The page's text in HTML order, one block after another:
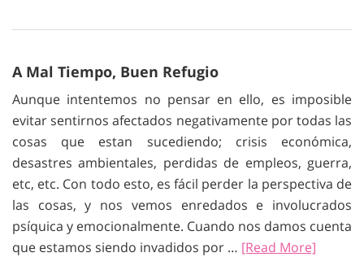
A Mal Tiempo, Buen Refugio
Aunque intentemos no pensar en ello, es imposible
evitar sentirnos afectados negativamente por todas las
cosas que estan sucediendo; crisis económica,
desastres ambientales, perdidas de empleos, guerra,
etc, etc. Con todo esto, es fácil perder la perspectiva de
las cosas, y nos vemos enredados e involucrados
psíquica y emocionalmente. Cuando nos damos cuenta
que estamos siendo invadidos por … [Read More]